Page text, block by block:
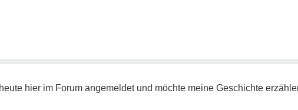
hier im Forum angemeldet und möchte meine Geschichte